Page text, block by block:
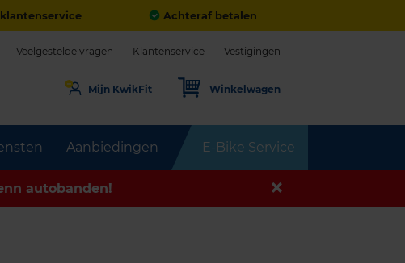
Achteraf betalen
Aanbiedingen E-Bike Service
Veelgestelde vragen Klantenservice Vestigingen
Mijn KwikFit Winkelwagen
autobanden!